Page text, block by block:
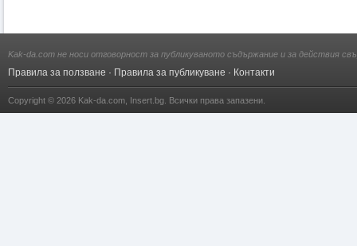
Kak-da.com не носи отговорност за публикуваното съдържание и за действия
Правила за ползване · Правила за публикуване · Контакти
Copyright © 2026 Kak-da.com Insert.bg . Всички права запазени.